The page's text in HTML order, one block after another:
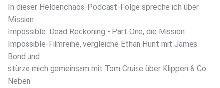
In dieser Heldenchaos-Podcast-Folge spreche ich über
Mission
Impossible: Dead Reckoning - Part One, die Mission
Impossible-Filmreihe, vergleiche Ethan Hunt mit James
Bond und
stürze mich gemeinsam mit Tom Cruise über Klippen & Co.
Neben